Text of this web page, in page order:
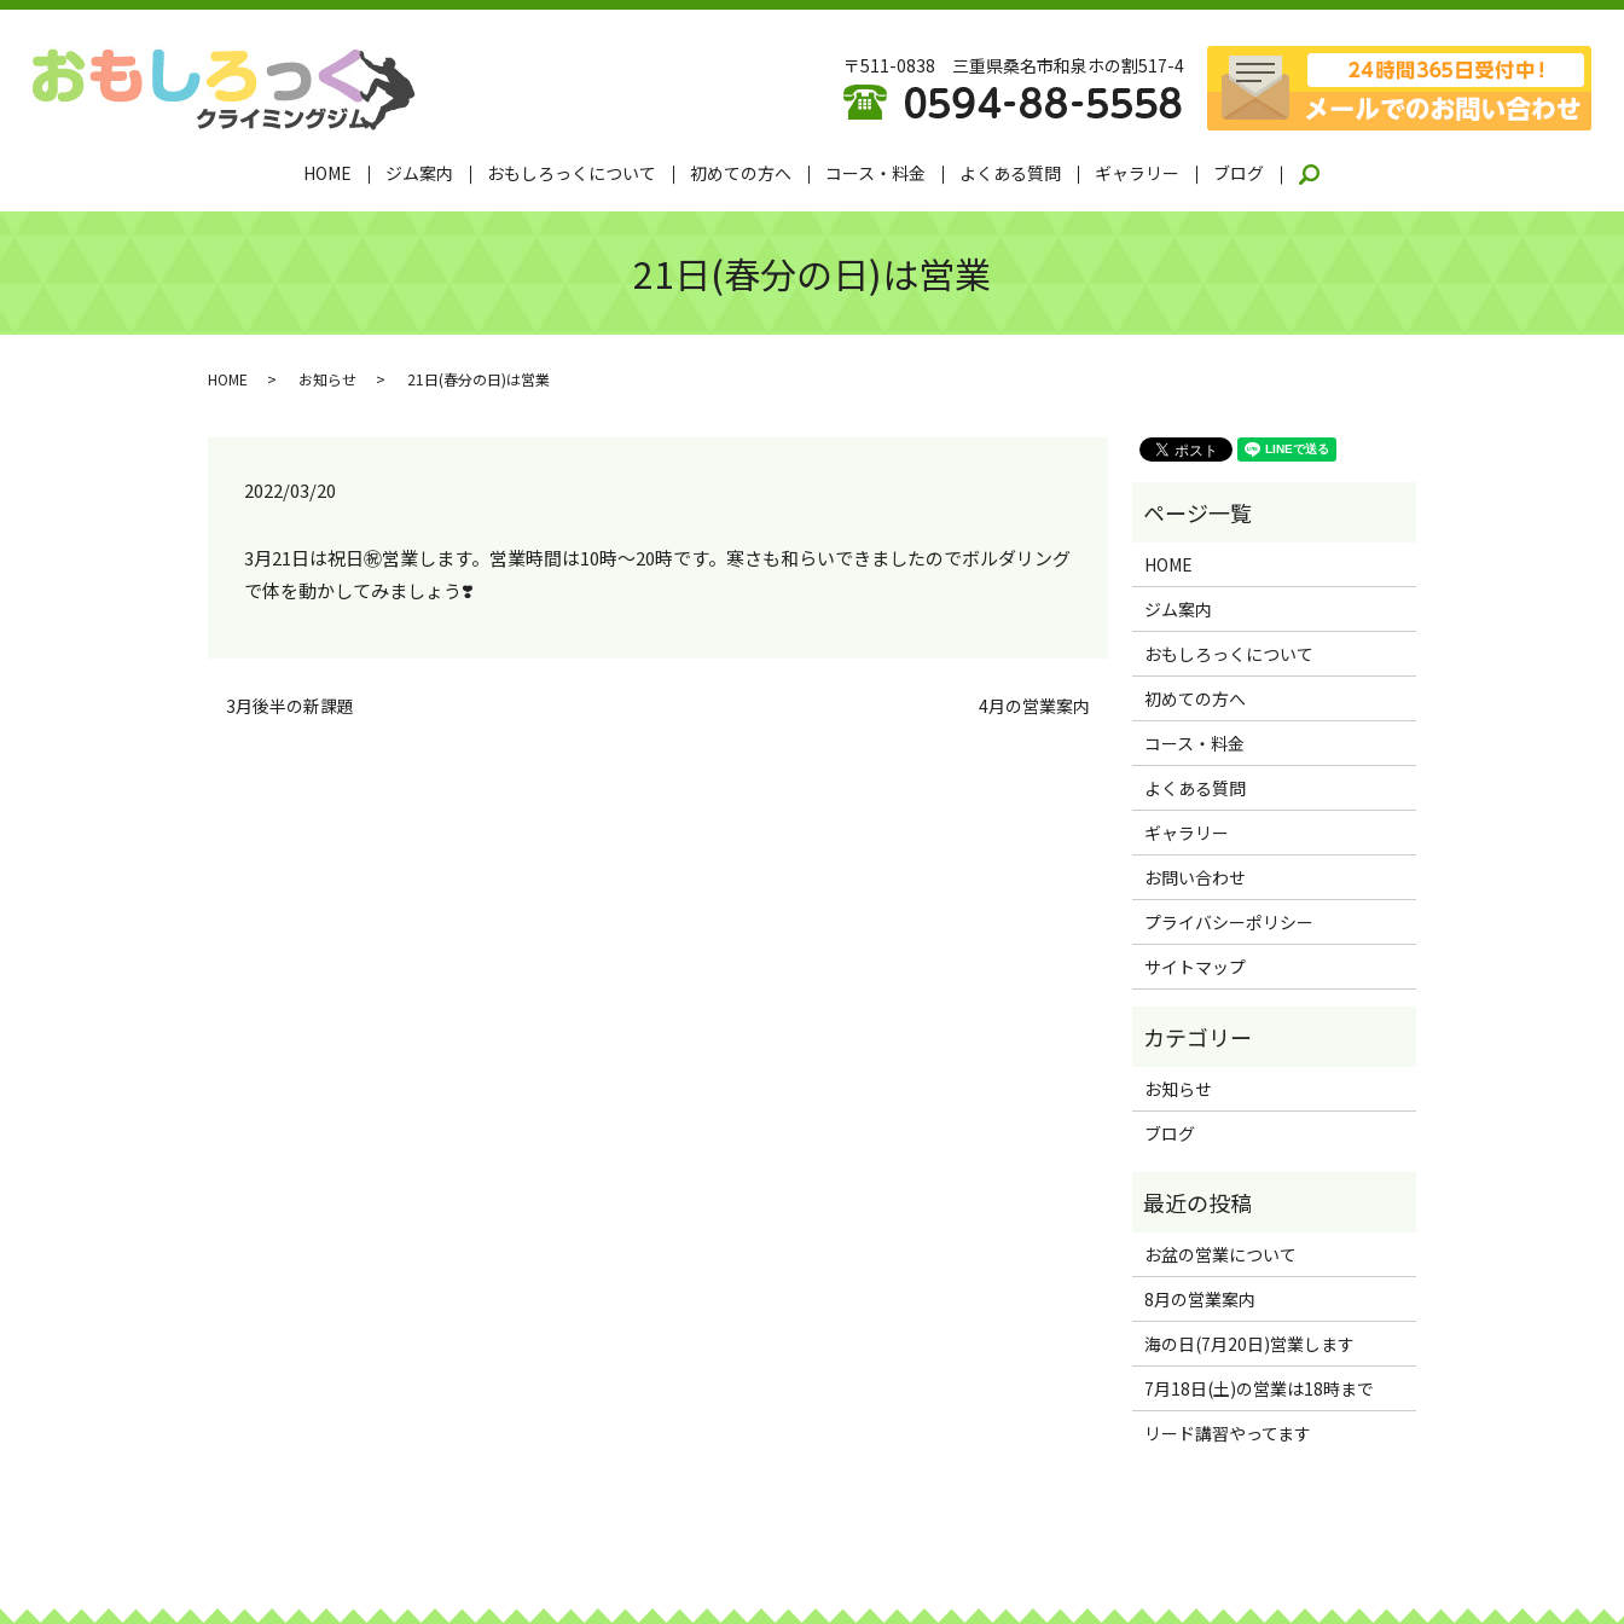
〒511-0838 三重県桑名市和泉ホの割517-4
HOME ジム案内 おもしろっくについて 初めての方へ コース・料金 よくある質問 ギャラリー ブログ
21日(春分の日)は営業
HOME お知らせ 21日(春分の日)は営業
2022/03/20
3月21日は祝日㊗️営業します。営業時間は10時～20時です。寒さも和らいできましたのでボルダリング
で体を動かしてみましょう❣️
3月後半の新課題 4月の営業案内
HOME
ジム案内
おもしろっくについて
初めての方へ
コース・料金
よくある質問
ギャラリー
お問い合わせ
プライバシーポリシー
サイトマップ
お知らせ
ブログ
お盆の営業について
8月の営業案内
海の日(7月20日)営業します
7月18日(土)の営業は18時まで
リード講習やってます